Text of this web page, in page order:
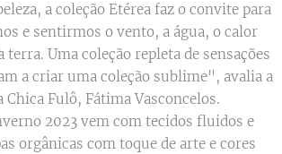
a coleção Etérea faz o convite para
e sentirmos o vento, a água, o calor
terra. Uma coleção repleta de sensações
a criar uma coleção sublime", avalia a
Fulô, Fátima Vasconcelos.
2023 vem com tecidos fluidos e
orgânicas com toque de arte e cores